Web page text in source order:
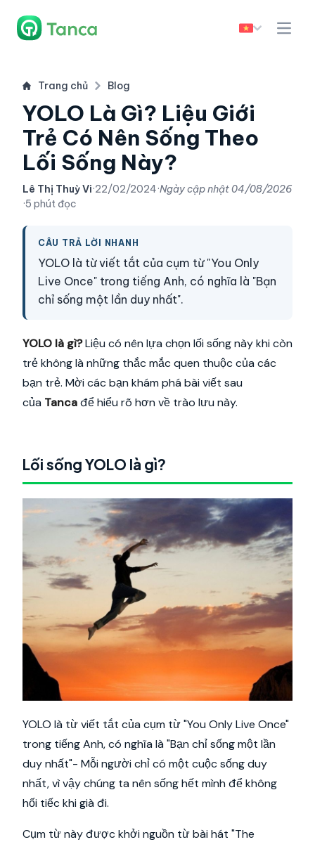
Trang chủ Blog
YOLO Là Gì? Liệu Giới
Trẻ Có Nên Sống Theo
Lối Sống Này?
Lê Thị Thuỳ Vi·22/02/2024·Ngày cập nhật04/08/2026
·5 phút đọc
CÂU TRẢ LỜI NHANH
YOLO là từ viết tắt của cụm từ "You Only
Live Once" trong tiếng Anh, có nghĩa là "Bạn
chỉ sống một lần duy nhất".
YOLO là gì?Liệu có nên lựa chọn lối sống này khi còn
trẻ không là những thắc mắc quen thuộc của các
bạn trẻ. Mời các bạn khám phá bài viết sau
của Tancađể hiểu rõ hơn về trào lưu này.
Lối sống YOLO là gì?
YOLO là từ viết tắt của cụm từ "You Only Live Once"
trong tiếng Anh, có nghĩa là "Bạn chỉ sống một lần
duy nhất"- Mỗi người chỉ có một cuộc sống duy
nhất, vì vậy chúng ta nên sống hết mình để không
hối tiếc khi già đi.
Cụm từ này được khởi nguồn từ bài hát "The